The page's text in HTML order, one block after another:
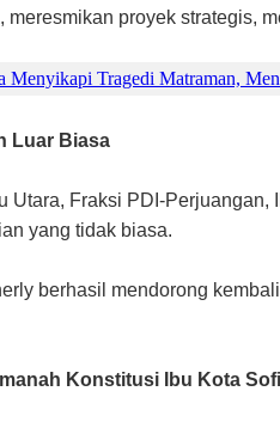
proyek strategis,
Menyikapi Tragedi Matraman,
Luar Biasa
Utara, Fraksi PDI-
yang tidak biasa.
berhasil mendorong
Konstitusi Ibu Kota